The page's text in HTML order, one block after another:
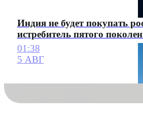
Индия не будет покупать
истребитель пятого
01:38
5 АВГ